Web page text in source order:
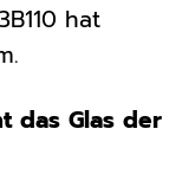
hat
das Glas der